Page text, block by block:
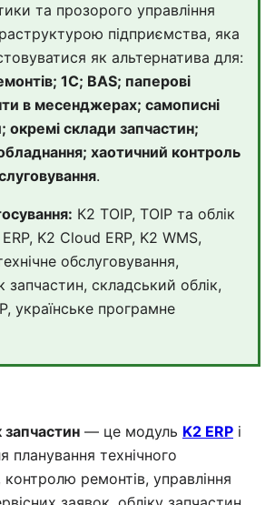
та прозорого управління
підприємства, яка
як альтернатива для:
1С; BAS; паперові
в месенджерах; самописні
окремі склади запчастин;
хаотичний контроль
.
К2 ТОІР, ТОІР та облік
K2 Cloud ERP, K2 WMS,
обслуговування,
запчастин, складський облік,
українське програмне
запчастин — це модуль K2 ERP і
планування технічного
ремонтів, управління